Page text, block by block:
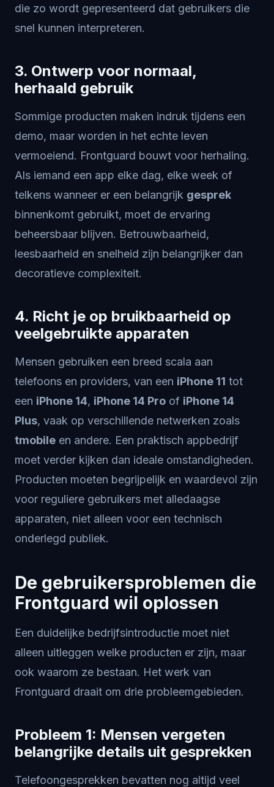
die zo wordt gepresenteerd dat gebruikers die
snel kunnen interpreteren.
3. Ontwerp voor normaal,
herhaald gebruik
Sommige producten maken indruk tijdens een
demo, maar worden in het echte leven
vermoeiend. Frontguard bouwt voor herhaling.
Als iemand een app elke dag, elke week of
telkens wanneer er een belangrijk gesprek
binnenkomt gebruikt, moet de ervaring
beheersbaar blijven. Betrouwbaarheid,
leesbaarheid en snelheid zijn belangrijker dan
decoratieve complexiteit.
4. Richt je op bruikbaarheid op
veelgebruikte apparaten
Mensen gebruiken een breed scala aan
telefoons en providers, van een iPhone 11 tot
een iPhone 14, iPhone 14 Pro of iPhone 14
Plus, vaak op verschillende netwerken zoals
tmobile en andere. Een praktisch appbedrijf
moet verder kijken dan ideale omstandigheden.
Producten moeten begrijpelijk en waardevol zijn
voor reguliere gebruikers met alledaagse
apparaten, niet alleen voor een technisch
onderlegd publiek.
De gebruikersproblemen die
Frontguard wil oplossen
Een duidelijke bedrijfsintroductie moet niet
alleen uitleggen welke producten er zijn, maar
ook waarom ze bestaan. Het werk van
Frontguard draait om drie probleemgebieden.
Probleem 1: Mensen vergeten
belangrijke details uit gesprekken
Telefoongesprekken bevatten nog altijd veel